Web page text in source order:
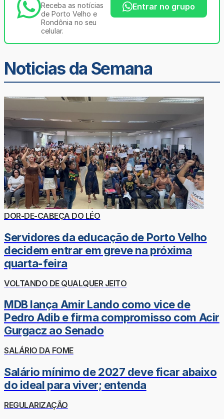
Receba as notícias
de Porto Velho e
Rondônia no seu
celular.
Entrar no grupo
Noticias da Semana
DOR-DE-CABEÇA DO LÉO
Servidores da educação de Porto Velho
decidem entrar em greve na próxima
quarta-feira
VOLTANDO DE QUALQUER JEITO
MDB lança Amir Lando como vice de
Pedro Adib e firma compromisso com Acir
Gurgacz ao Senado
SALÁRIO DA FOME
Salário mínimo de 2027 deve ficar abaixo
do ideal para viver; entenda
REGULARIZAÇÃO